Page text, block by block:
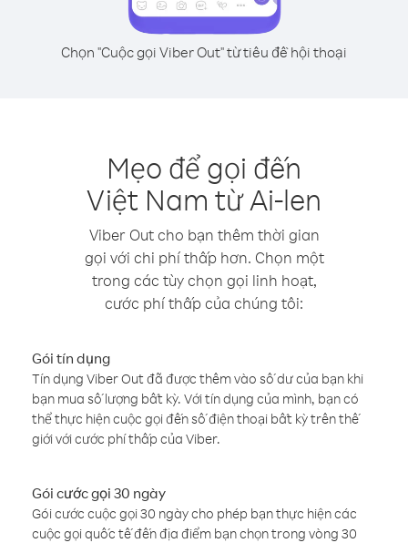
Chọn "Cuộc gọi Viber Out" từ tiêu đề hội thoại
Mẹo để gọi đến
Việt Nam từ Ai-len
Viber Out cho bạn thêm thời gian
gọi với chi phí thấp hơn. Chọn một
trong các tùy chọn gọi linh hoạt,
cước phí thấp của chúng tôi:
Gói tín dụng
Tín dụng Viber Out đã được thêm vào số dư của bạn khi
bạn mua số lượng bất kỳ. Với tín dụng của mình, bạn có
thể thực hiện cuộc gọi đến số điện thoại bất kỳ trên thế
giới với cước phí thấp của Viber.
Gói cước gọi 30 ngày
Gói cước cuộc gọi 30 ngày cho phép bạn thực hiện các
cuộc gọi quốc tế đến địa điểm bạn chọn trong vòng 30